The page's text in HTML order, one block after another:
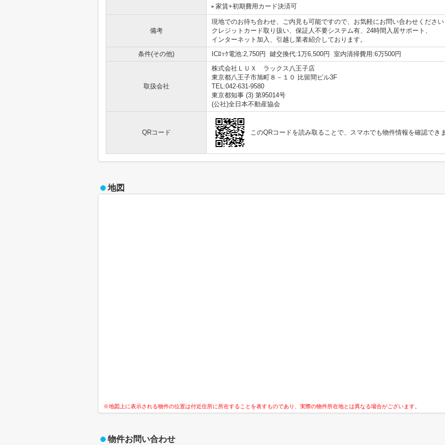
家賃+初期費用カード決済可
備考
現地でのお待ち合わせ、ご内見も可能ですので、お気軽にお問い合わせくださ
クレジットカード取り扱い、保証人不要システム有、24時間入居サポート、
インターネット加入、引越し業者紹介しております。
条件(その他)
ICﾛｯｸ電池:2,750円 鍵交換代:1万6,500円 室内清掃費用:6万500円
取扱会社
株式会社ＬＵＸ ラックス八王子店
東京都八王子市旭町８－１０ 比留間ビル3F
TEL:042-631-9580
東京都知事 (3) 第95014号
(公社)全日本不動産協会
QRコード このQRコードを読み取ることで、スマホでも物件情報を確認できま
地図
※地図上に表示される物件の位置は付近住所に所在することを表すものであり、実際の物件所在地とは異なる場合がございます。
物件お問い合わせ